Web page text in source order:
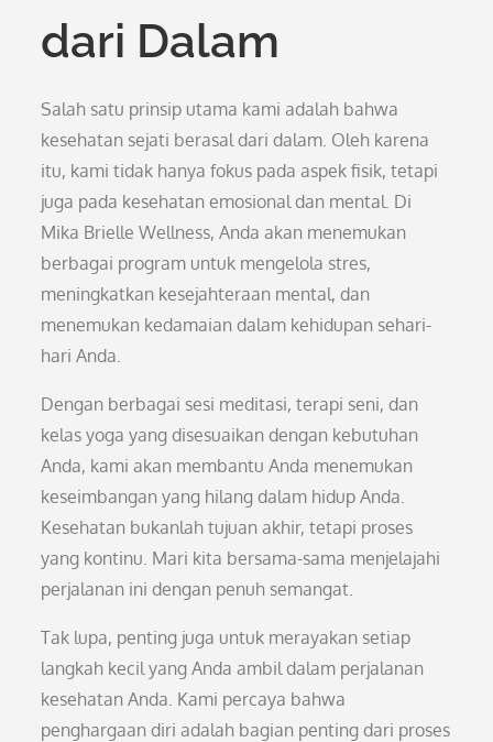
dari Dalam
Salah satu prinsip utama kami adalah bahwa
kesehatan sejati berasal dari dalam. Oleh karena
itu, kami tidak hanya fokus pada aspek fisik, tetapi
juga pada kesehatan emosional dan mental. Di
Mika Brielle Wellness, Anda akan menemukan
berbagai program untuk mengelola stres,
meningkatkan kesejahteraan mental, dan
menemukan kedamaian dalam kehidupan sehari-
hari Anda.
Dengan berbagai sesi meditasi, terapi seni, dan
kelas yoga yang disesuaikan dengan kebutuhan
Anda, kami akan membantu Anda menemukan
keseimbangan yang hilang dalam hidup Anda.
Kesehatan bukanlah tujuan akhir, tetapi proses
yang kontinu. Mari kita bersama-sama menjelajahi
perjalanan ini dengan penuh semangat.
Tak lupa, penting juga untuk merayakan setiap
langkah kecil yang Anda ambil dalam perjalanan
kesehatan Anda. Kami percaya bahwa
penghargaan diri adalah bagian penting dari proses